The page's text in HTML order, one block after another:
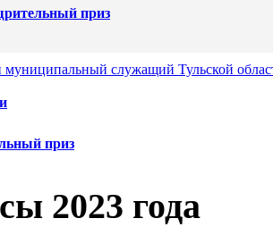
приз
служащий Тульской
приз
2023 года